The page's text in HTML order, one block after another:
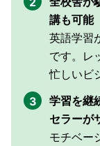
講も可能
英語学習
です。レ
忙しいビ
学習を継
セラーが
モチベー